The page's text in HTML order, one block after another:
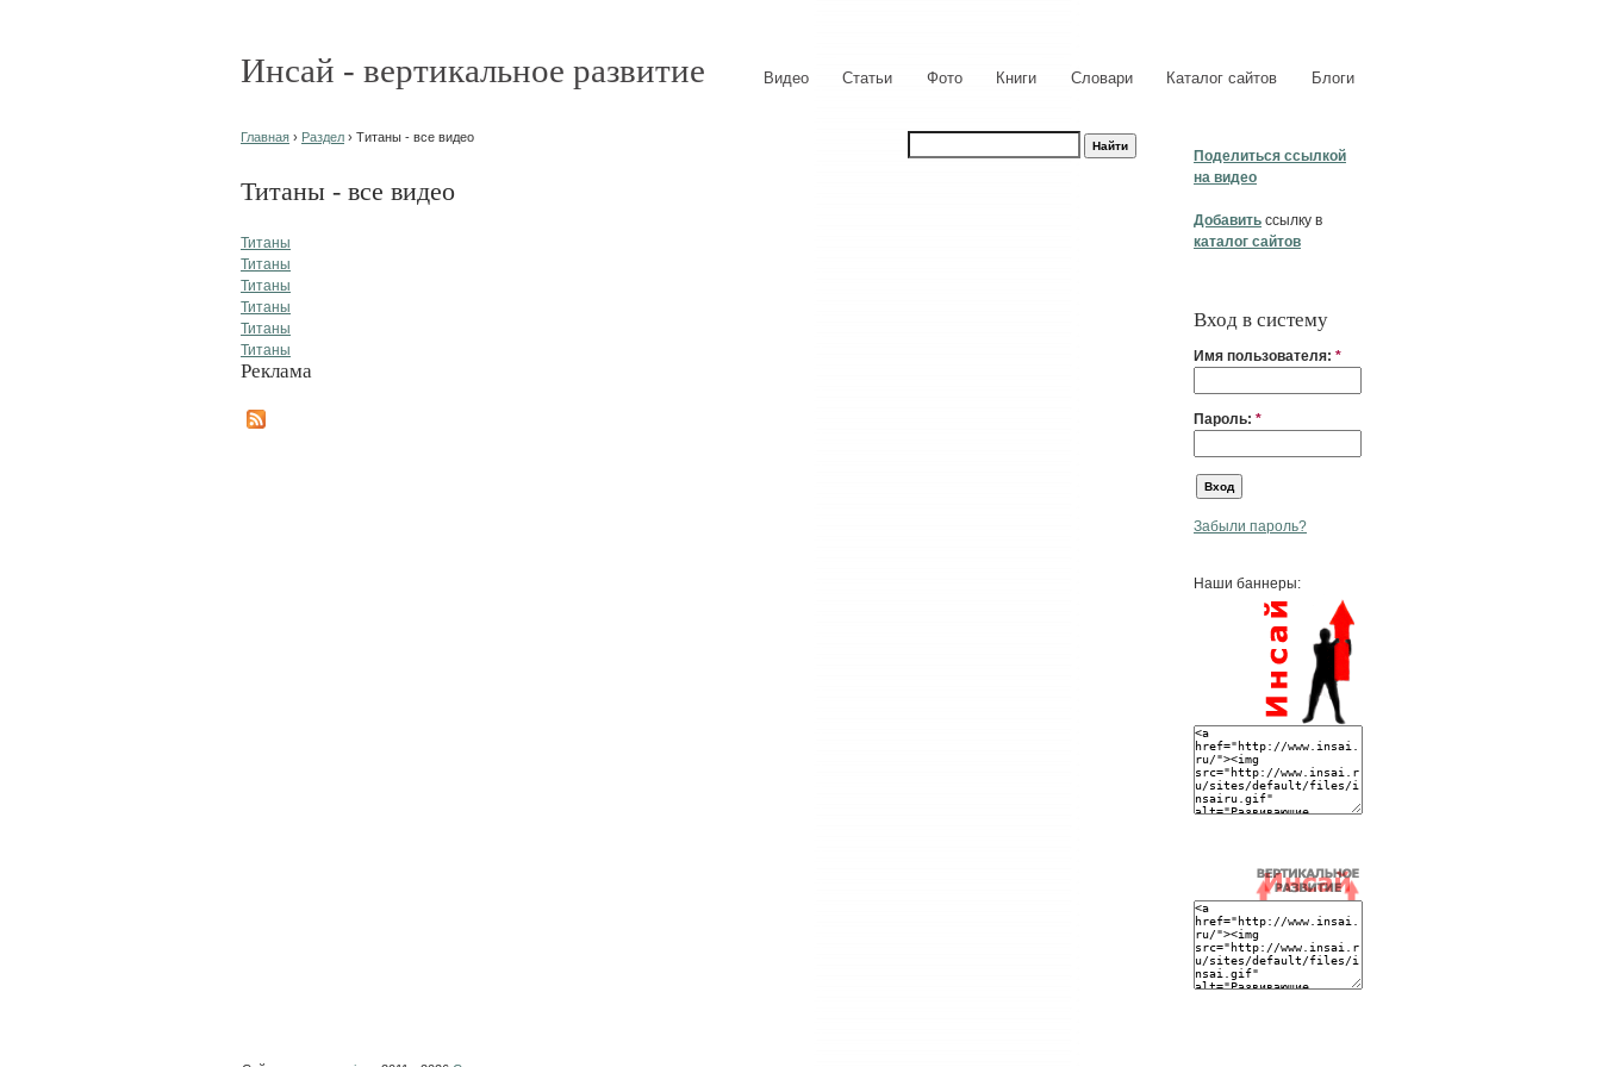
Инсай - вертикальное развитие Видео Статьи Фото Книги Словари Каталог сайтов Блоги
Поделиться ссылкой
на видео
Добавить ссылку в
каталог сайтов
Вход в систему
Имя пользователя: *
Пароль: *
Забыли пароль?
Наши баннеры:
Главная › Раздел › Титаны - все видео
Титаны - все видео
Титаны
Титаны
Титаны
Титаны
Титаны
Титаны
Реклама